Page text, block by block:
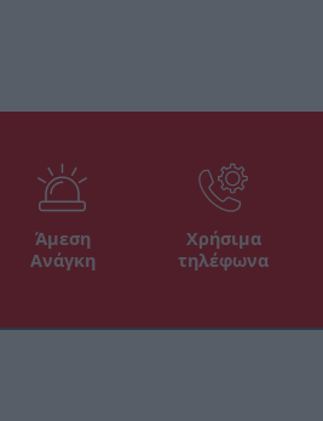
Άμεση
Ανάγκη
Χρήσιμα
τηλέφωνα